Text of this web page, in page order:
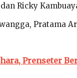
Ricky
Pratama
Prenseter